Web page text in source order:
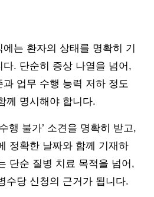
는 환자의 상태를 명확히 기
. 단순히 증상 나열을 넘어,
업무 수행 능력 저하 정도
께 명시해야 합니다.
행 불가’ 소견을 명확히 받고,
정확한 날짜와 함께 기재하
단순 질병 치료 목적을 넘어,
수당 신청의 근거가 됩니다.